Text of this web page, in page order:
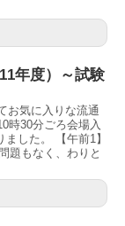
年度）～試験
お気に入りな流通
時30分ごろ会場入
した。 【午前1】
題もなく、わりと